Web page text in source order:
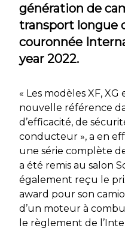
génération de
transport longue
couronnée
year 2022.
« Les modèles XF,
nouvelle référence
d’efficacité, de
conducteur », a en
une série complète
a été remis au salon
également reçu le
award pour son
d’un moteur à
le règlement de